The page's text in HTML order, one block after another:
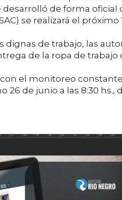
de forma oficial
se realizará el próximo
de trabajo, las
de la ropa de
el monitoreo
de junio a las 8:30 hs.,